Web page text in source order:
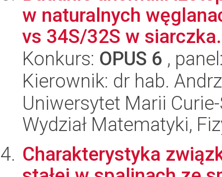
w naturalnych
vs 34S/32S w
Konkurs: OPUS 6 ,
Kierownik: dr hab.
Uniwersytet Marii
Wydział Matematyki,
Charakterystyka